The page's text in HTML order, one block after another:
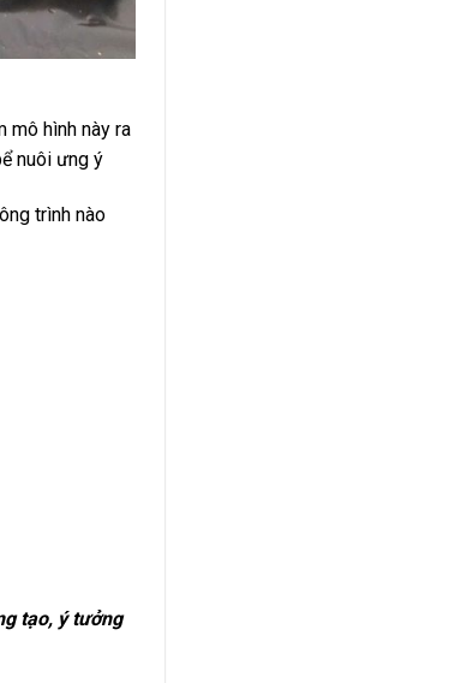
mô hình này ra
nuôi ưng ý
trình nào
tạo, ý tưởng